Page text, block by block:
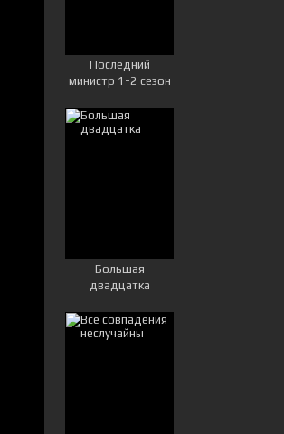
Последний
министр 1-2 сезон
Большая
двадцатка